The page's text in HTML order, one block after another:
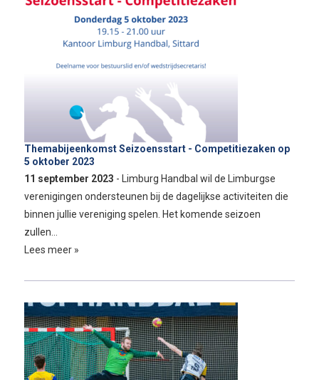
Themabijeenkomst Seizoensstart - Competitiezaken op
5 oktober 2023
11 september 2023 - Limburg Handbal wil de Limburgse
verenigingen ondersteunen bij de dagelijkse activiteiten die
binnen jullie vereniging spelen. Het komende seizoen
zullen…
Lees meer »